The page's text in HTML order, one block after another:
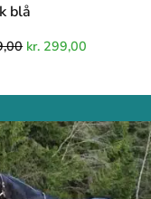
blå
kr. 299,00
oprindelige
pris
var:
kr. 629,00.
aktuelle
pris
er:
kr. 399,00.